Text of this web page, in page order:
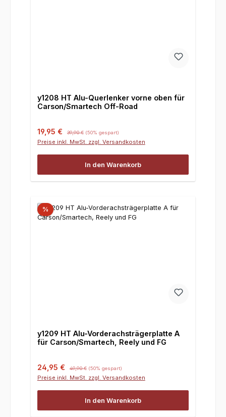
y1208 HT Alu-Querlenker vorne oben für
Carson/Smartech Off-Road
Verkaufspreis:
19,95 € Regulärer Preis:
39,90 € (50% gespart)
Preise inkl. MwSt. zzgl. Versandkosten
In den Warenkorb
%
y1209 HT Alu-Vorderachsträgerplatte A
für Carson/Smartech, Reely und FG
Verkaufspreis:
24,95 € Regulärer Preis:
49,90 € (50% gespart)
Preise inkl. MwSt. zzgl. Versandkosten
In den Warenkorb